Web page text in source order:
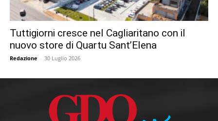
Tuttigiorni cresce nel Cagliaritano con il
nuovo store di Quartu Sant’Elena
Redazione - 30 Luglio 2026